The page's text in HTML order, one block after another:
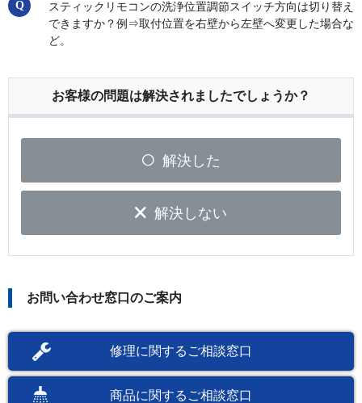
スティックリモコンの洗浄位置調節スイッチ方向は切り替え
できますか？例⇒取付位置を右壁から左壁へ変更した場合な
ど。
お客様の問題は解決されましたでしょうか？
解決した
解決しない
お問い合わせ窓口のご案内
修理に関するご相談窓口
商品に関するご相談窓口